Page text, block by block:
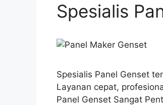
Spesialis
Spesialis Panel Genset
Layanan cepat,
Panel Genset Sangat